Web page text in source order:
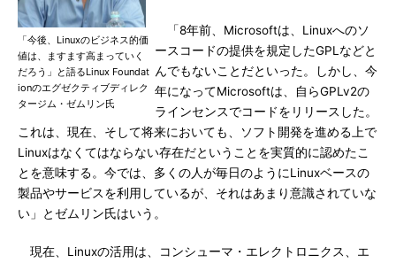
「今後、Linuxのビジネス的価
値は、ますます高まっていく
だろう」と語るLinux Foundat
ionのエグゼクティブディレク
タージム・ゼムリン氏
「8年前、Microsoftは、Linuxへのソ
ースコードの提供を規定したGPLなどと
んでもないことだといった。しかし、今
年になってMicrosoftは、自らGPLv2の
ラインセンスでコードをリリースした。
これは、現在、そして将来においても、ソフト開発を進める上で
Linuxはなくてはならない存在だということを実質的に認めたこ
とを意味する。今では、多くの人が毎日のようにLinuxベースの
製品やサービスを利用しているが、それはあまり意識されていな
い」とゼムリン氏はいう。
現在、Linuxの活用は、コンシューマ・エレクトロニクス、エ